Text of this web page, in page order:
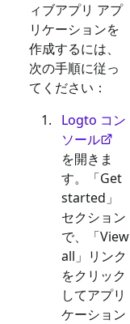
ィブアプリ アプ
リケーションを
作成するには、
次の手順に従っ
てください：
Logto コン
ソール
を開きま
す。「Get
started」
セクション
で、「View
all」リンク
をクリック
してアプリ
ケーション